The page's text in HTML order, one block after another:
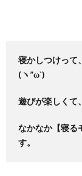
寝かしつけって
(ヽ”ω`)
遊びが楽しくて、
なかなか【寝る
す。